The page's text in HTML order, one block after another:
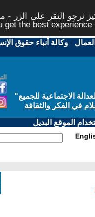
نرجو النقر على الزر -
the best experience
-وكالة أنباء حقوق
الاجتماعية للجميع"
في الفكر والثقافة
الموقع البديل